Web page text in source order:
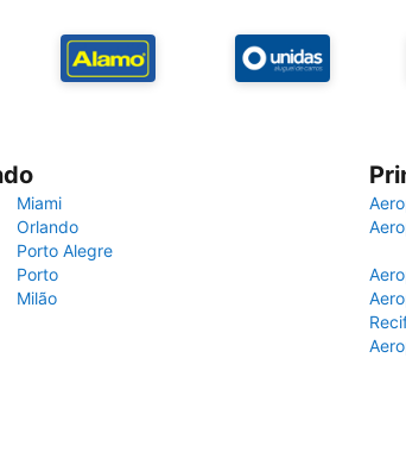
Miami
Orlando
Porto Alegre
Porto
Milão